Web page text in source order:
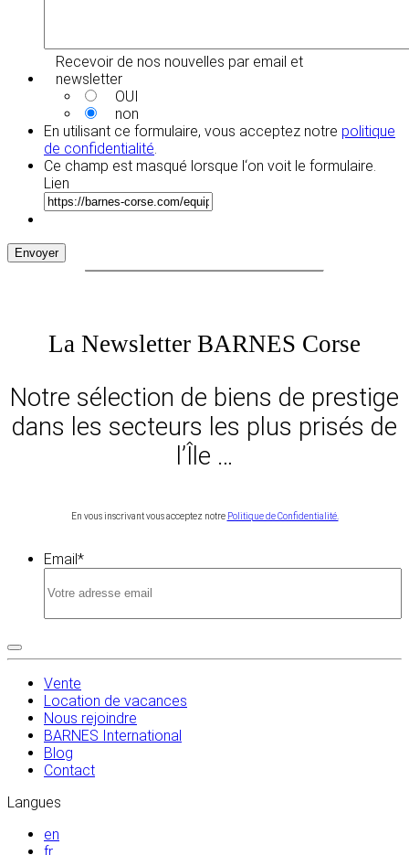
Recevoir de nos nouvelles par email et
newsletter
OUI
non
En utilisant ce formulaire, vous acceptez notre politique
de confidentialité.
Ce champ est masqué lorsque l‘on voit le formulaire.
Lien
Envoyer
La Newsletter BARNES Corse
Notre sélection de biens de prestige
dans les secteurs les plus prisés de
l’Île …
En vous inscrivant vous acceptez notre Politique de Confidentialité.
Email*
Vente
Location de vacances
Nous rejoindre
BARNES International
Blog
Contact
Langues
en